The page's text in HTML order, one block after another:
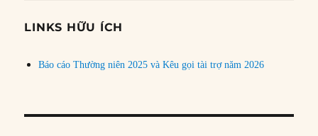
đề
LINKS HỮU ÍCH
Báo cáo Thường niên 2025 và Kêu gọi tài trợ năm 2026